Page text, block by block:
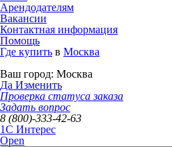
Арендодателям
Вакансии
Контактная информация
Помощь
Где купить в Москва
Ваш город: Москва
Да Изменить
Проверка статуса заказа
Задать вопрос
8 (800)-333-42-63
1C Интерес
Open